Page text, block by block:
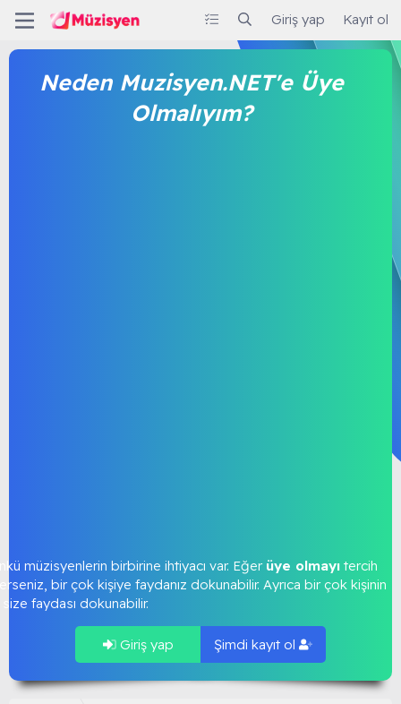
Giriş yap Kayıt ol
Neden Muzisyen.NET'e Üye
Olmalıyım?
müzisyenlerin birbirine ihtiyacı var. Eğer üye olmayı tercih
bir çok kişiye faydanız dokunabilir. Ayrıca bir çok kişinin
faydası dokunabilir.
Giriş yap Şimdi kayıt ol